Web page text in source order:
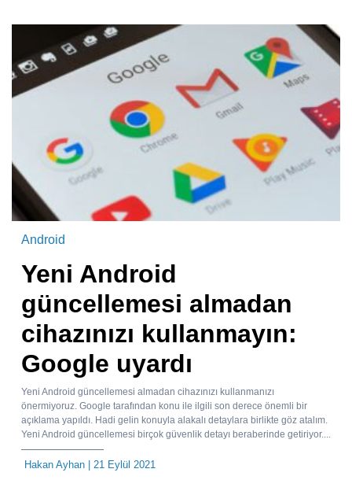
Android
Yeni Android
güncellemesi almadan
cihazınızı kullanmayın:
Google uyardı
Yeni Android güncellemesi almadan cihazınızı kullanmanızı
önermiyoruz. Google tarafından konu ile ilgili son derece önemli bir
açıklama yapıldı. Hadi gelin konuyla alakalı detaylara birlikte göz atalım.
Yeni Android güncellemesi birçok güvenlik detayı beraberinde getiriyor....
Hakan Ayhan | 21 Eylül 2021